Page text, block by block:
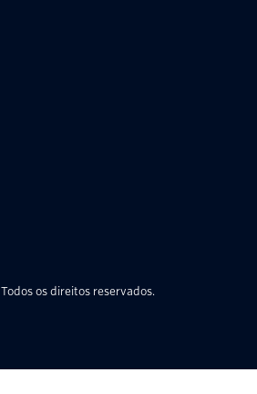
Todos os direitos reservados.